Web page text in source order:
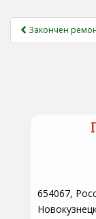
Закончен
654067,